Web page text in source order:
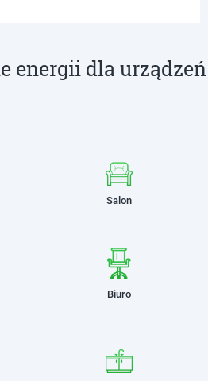
energii dla urządzeń
Salon
Biuro